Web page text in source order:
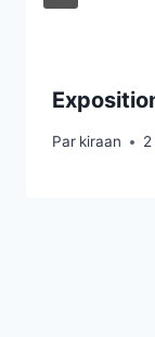
Par kiraan